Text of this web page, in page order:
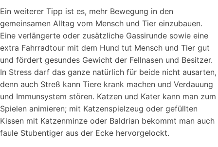
Ein weiterer Tipp ist es, mehr Bewegung in den
gemeinsamen Alltag vom Mensch und Tier einzubauen.
Eine verlängerte oder zusätzliche Gassirunde sowie eine
extra Fahrradtour mit dem Hund tut Mensch und Tier gut
und fördert gesundes Gewicht der Fellnasen und Besitzer.
In Stress darf das ganze natürlich für beide nicht ausarten,
denn auch Streß kann Tiere krank machen und Verdauung
und Immunsystem stören. Katzen und Kater kann man zum
Spielen animieren; mit Katzenspielzeug oder gefüllten
Kissen mit Katzenminze oder Baldrian bekommt man auch
faule Stubentiger aus der Ecke hervorgelockt.